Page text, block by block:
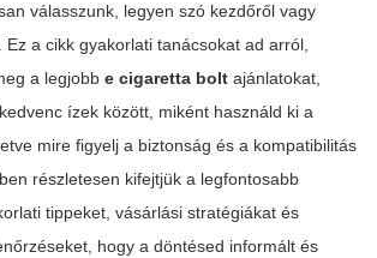
válasszunk, legyen szó kezdőről vagy
a cikk gyakorlati tanácsokat ad arról,
a legjobb e cigaretta bolt ajánlatokat,
ízek között, miként használd ki a
mire figyelj a biztonság és a kompatibilitás
részletesen kifejtjük a legfontosabb
tippeket, vásárlási stratégiákat és
hogy a döntésed informált és